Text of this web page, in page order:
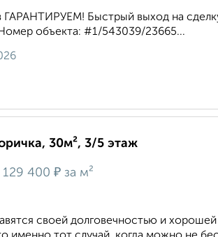
ГАРАНТИРУЕМ! Быстрый выход на
объекта: #1/543039/23665...
30м², 3/5 этаж
129 400 ₽ за м²
своей долговечностью и хорошей